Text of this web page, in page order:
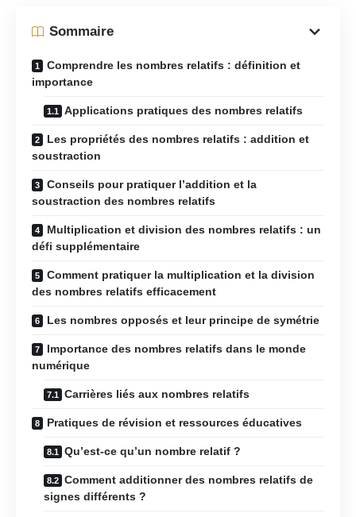
Sommaire
Comprendre les nombres relatifs : définition et
importance
Applications pratiques des nombres relatifs
Les propriétés des nombres relatifs : addition et
soustraction
Conseils pour pratiquer l’addition et la
soustraction des nombres relatifs
Multiplication et division des nombres relatifs : un
défi supplémentaire
Comment pratiquer la multiplication et la division
des nombres relatifs efficacement
Les nombres opposés et leur principe de symétrie
Importance des nombres relatifs dans le monde
numérique
Carrières liés aux nombres relatifs
Pratiques de révision et ressources éducatives
Qu’est-ce qu’un nombre relatif ?
Comment additionner des nombres relatifs de
signes différents ?